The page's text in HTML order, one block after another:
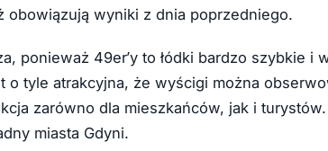
wyniki z dnia poprzedniego.
ponieważ 49er’y to łódki bardzo szybkie i
o tyle atrakcyjna, że wyścigi można
zarówno dla mieszkańców, jak i
miasta Gdyni.